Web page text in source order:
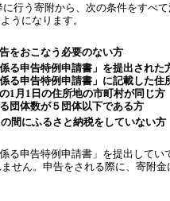
行う寄附から、次の条件をすべ
うになります。
をおこなう必要のない方
申告特例申請書」を提出された
申告特例申請書」に記載した住
1日の住所地の市町村が同じ方
体数が５団体以下である方
にふるさと納税をしていない方
申告特例申請書」を提出してい
せん。申告をされる際に、寄附